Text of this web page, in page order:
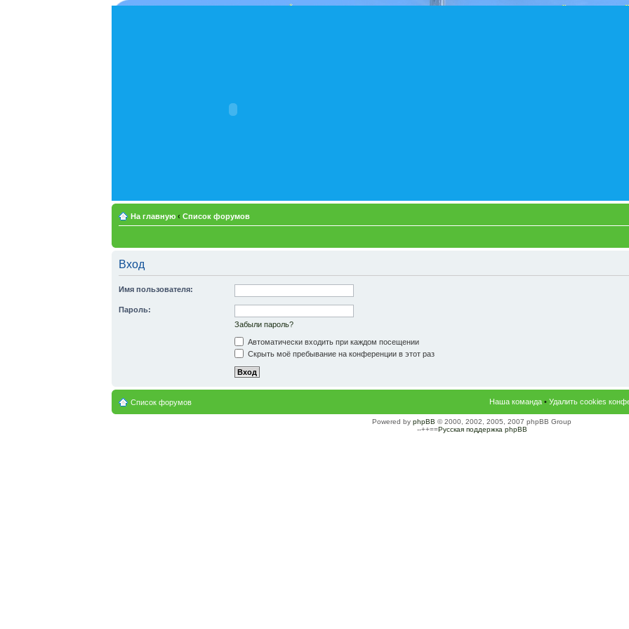
На главную ‹ Список форумов
Вход
Имя пользователя:
Пароль:
Забыли пароль?
Автоматически входить при каждом посещении
Скрыть моё пребывание на конференции в этот раз
Список форумов Наша команда • Удалить cookies
Powered by phpBB © 2000, 2002, 2005, 2007 phpBB Group
--++==Русская поддержка phpBB